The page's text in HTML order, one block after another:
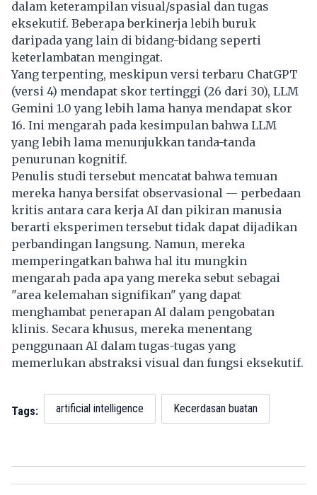
dalam keterampilan visual/spasial dan tugas
eksekutif. Beberapa berkinerja lebih buruk
daripada yang lain di bidang-bidang seperti
keterlambatan mengingat.
Yang terpenting, meskipun versi terbaru ChatGPT
(versi 4) mendapat skor tertinggi (26 dari 30), LLM
Gemini 1.0 yang lebih lama hanya mendapat skor
16. Ini mengarah pada kesimpulan bahwa LLM
yang lebih lama menunjukkan tanda-tanda
penurunan kognitif.
Penulis studi tersebut mencatat bahwa temuan
mereka hanya bersifat observasional — perbedaan
kritis antara cara kerja AI dan pikiran manusia
berarti eksperimen tersebut tidak dapat dijadikan
perbandingan langsung. Namun, mereka
memperingatkan bahwa hal itu mungkin
mengarah pada apa yang mereka sebut sebagai
"area kelemahan signifikan" yang dapat
menghambat penerapan AI dalam pengobatan
klinis. Secara khusus, mereka menentang
penggunaan AI dalam tugas-tugas yang
memerlukan abstraksi visual dan fungsi eksekutif.
Tags: artificial intelligence Kecerdasan buatan